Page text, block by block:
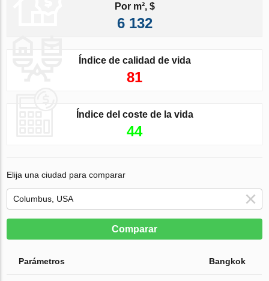
Por m², $
6 132
Índice de calidad de vida
81
Índice del coste de la vida
44
Elija una ciudad para comparar
Comparar
Parámetros Bangkok